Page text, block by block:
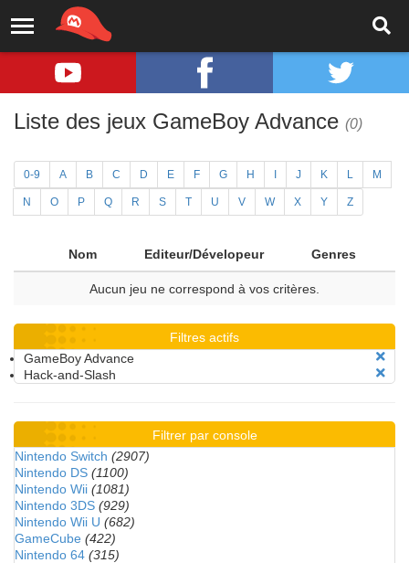
Liste des jeux GameBoy Advance (0)
0-9 A B C D E F G H J K L M
N O P Q R S T U V W X Y Z
Nom Editeur/Dévelopeur Genres
Aucun jeu ne correspond à vos critères.
Filtres actifs
GameBoy Advance
Hack-and-Slash
Filtrer par console
Nintendo Switch (2907)
Nintendo DS (1100)
Nintendo Wii (1081)
Nintendo 3DS (929)
Nintendo Wii U (682)
GameCube (422)
Nintendo 64 (315)